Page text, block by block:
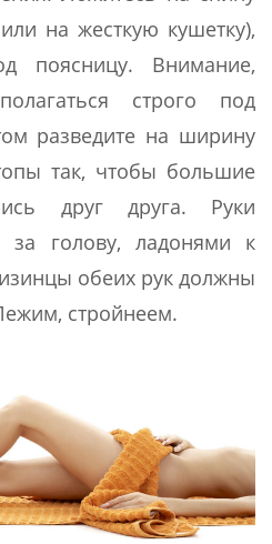
на жесткую кушетку),
поясницу. Внимание,
строго под
разведите на ширину
так, чтобы большие
друг друга. Руки
за голову, ладонями к
обеих рук должны
стройнеем.